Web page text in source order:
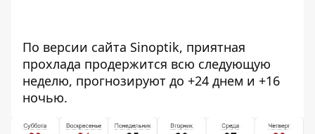
По версии сайта Sinoptik, приятная
прохлада продержится всю следующую
неделю, прогнозируют до +24 днем и +16
ночью.